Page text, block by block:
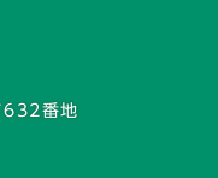
632番地